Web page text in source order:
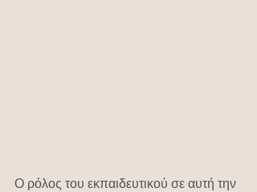
Ο ρόλος του εκπαιδευτικού σε αυτή την